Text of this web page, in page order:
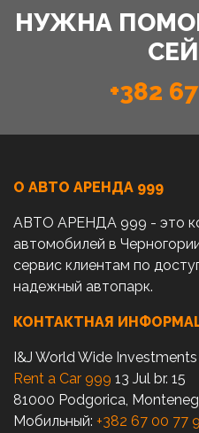
НУЖНА
+382
О АВТО AРЕНДА 999
АВТО АРЕНДА 999 - это
автомобилей в
сервис клиентам по
надежный автопарк.
КОНТАКТНАЯ
I&J World Wide Investments
Rent a Car 999 13 Jul br. 15
81000 Podgorica,
Мобильный: +382 67 00 77